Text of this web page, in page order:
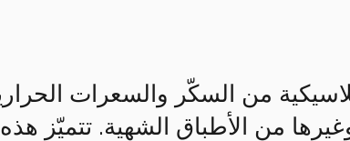
من السكّر والسعرات
من الأطباق الشهية. تتميّز